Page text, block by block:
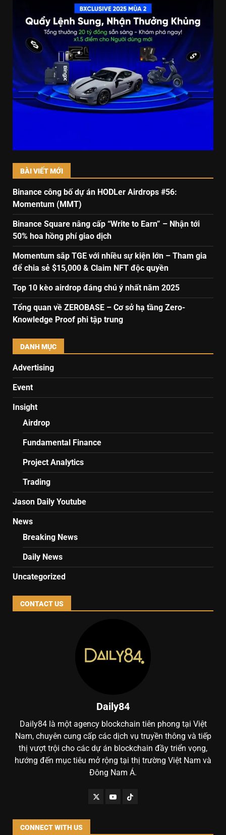
BÀI VIẾT MỚI
Binance công bố dự án HODLer Airdrops #56:
Momentum (MMT)
Binance Square nâng cấp “Write to Earn” – Nhận tới
50% hoa hồng phí giao dịch
Momentum sắp TGE với nhiều sự kiện lớn – Tham gia
để chia sẻ $15,000 & Claim NFT độc quyền
Top 10 kèo airdrop đáng chú ý nhất năm 2025
Tổng quan về ZEROBASE – Cơ sở hạ tầng Zero-
Knowledge Proof phi tập trung
DANH MỤC
Advertising
Event
Insight
Airdrop
Fundamental Finance
Project Analytics
Trading
Jason Daily Youtube
News
Breaking News
Daily News
Uncategorized
CONTACT US
Daily84
Daily84 là một agency blockchain tiên phong tại Việt
Nam, chuyên cung cấp các dịch vụ truyền thông và tiếp
thị vượt trội cho các dự án blockchain đầy triển vọng,
hướng đến mục tiêu mở rộng tại thị trường Việt Nam và
Đông Nam Á.
CONNECT WITH US